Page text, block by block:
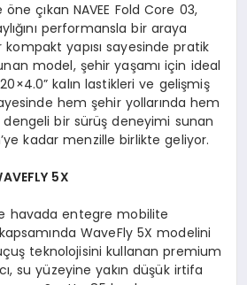
çıkan NAVEE Fold Core 03,
performansla bir araya
yapısı sayesinde pratik
model, şehir yaşamı için ideal
kalın lastikleri ve gelişmiş
hem şehir yollarında hem
bir sürüş deneyimi sunan
kadar menzille birlikte geliyor.
5X
havada entegre mobilite
WaveFly 5X modelini
teknolojisini kullanan premium
su yüzeyine yakın düşük irtifa